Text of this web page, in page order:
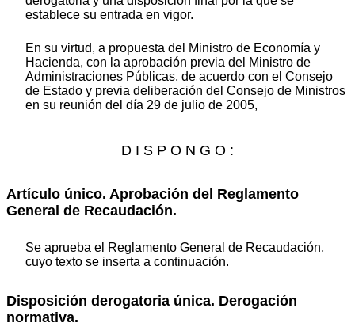
establece su entrada en vigor.
En su virtud, a propuesta del Ministro de Economía y
Hacienda, con la aprobación previa del Ministro de
Administraciones Públicas, de acuerdo con el Consejo
de Estado y previa deliberación del Consejo de Ministros
en su reunión del día 29 de julio de 2005,
D I S P O N G O :
Artículo único. Aprobación del Reglamento
General de Recaudación.
Se aprueba el Reglamento General de Recaudación,
cuyo texto se inserta a continuación.
Disposición derogatoria única. Derogación
normativa.